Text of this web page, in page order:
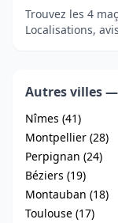
Trouvez les 4
Localisations,
Autres villes
Nîmes (41)
Montpellier (28)
Perpignan (24)
Béziers (19)
Montauban (18)
Toulouse (17)